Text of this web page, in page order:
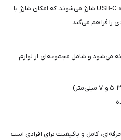
باتری‌های این دستگاه‌ها از طریق درگاه USB-C شارژ می‌شوند که امکان شارژ با
را فراهم می‌کند .
می‌شود و شامل مجموعه‌ای از لوازم
کامل و باکیفیت برای افرادی است